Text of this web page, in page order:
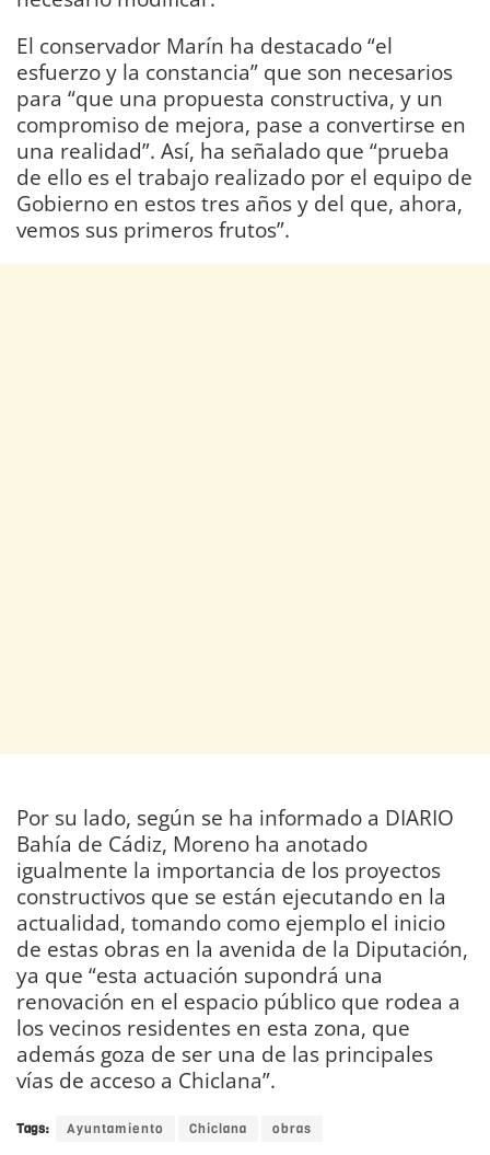
El conservador Marín ha destacado “el
esfuerzo y la constancia” que son necesarios
para “que una propuesta constructiva, y un
compromiso de mejora, pase a convertirse en
una realidad”. Así, ha señalado que “prueba
de ello es el trabajo realizado por el equipo de
Gobierno en estos tres años y del que, ahora,
vemos sus primeros frutos”.
Por su lado, según se ha informado a DIARIO
Bahía de Cádiz, Moreno ha anotado
igualmente la importancia de los proyectos
constructivos que se están ejecutando en la
actualidad, tomando como ejemplo el inicio
de estas obras en la avenida de la Diputación,
ya que “esta actuación supondrá una
renovación en el espacio público que rodea a
los vecinos residentes en esta zona, que
además goza de ser una de las principales
vías de acceso a Chiclana”.
Tags: Ayuntamiento Chiclana obras